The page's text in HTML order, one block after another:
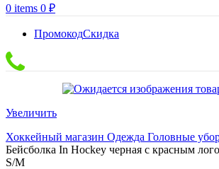
0 items 0 ₽
ПромокодСкидка
Увеличить
Хоккейный магазин Одежда Головные
Бейсболка In Hockey черная с красным
S/М